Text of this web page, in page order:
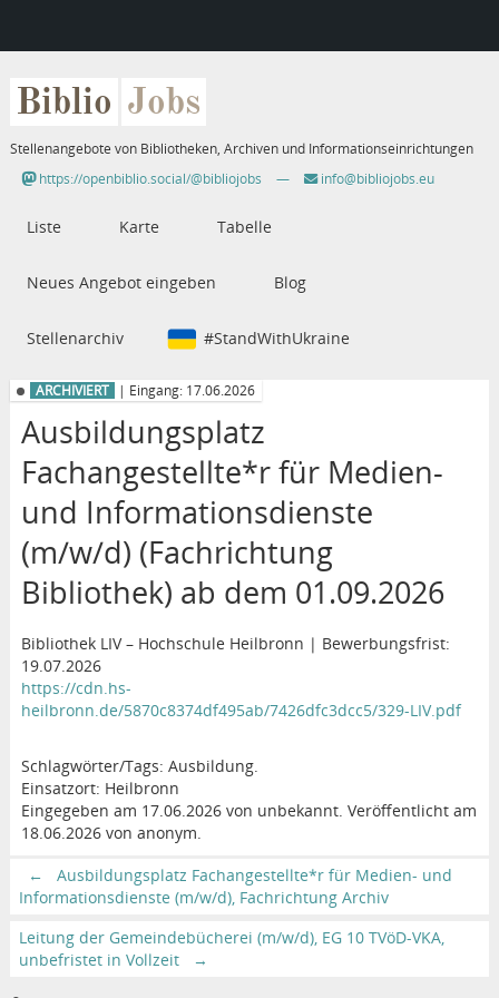
Biblio Jobs
Stellenangebote von Bibliotheken, Archiven und Informationseinrichtungen
https://openbiblio.social/@bibliojobs
— info@bibliojobs.eu
Liste Karte Tabelle
Neues Angebot eingeben Blog
Stellenarchiv #StandWithUkraine
ARCHIVIERT | Eingang: 17.06.2026
Ausbildungsplatz
Fachangestellte*r für Medien-
und Informationsdienste
(m/w/d) (Fachrichtung
Bibliothek) ab dem 01.09.2026
Bibliothek LIV – Hochschule Heilbronn | Bewerbungsfrist:
19.07.2026
https://cdn.hs-
heilbronn.de/5870c8374df495ab/7426dfc3dcc5/329-LIV.pdf
Schlagwörter/Tags: Ausbildung.
Einsatzort: Heilbronn
Eingegeben am 17.06.2026 von unbekannt. Veröffentlicht am
18.06.2026 von anonym.
←
Ausbildungsplatz Fachangestellte*r für Medien- und
Informationsdienste (m/w/d), Fachrichtung Archiv
Leitung der Gemeindebücherei (m/w/d), EG 10 TVöD-VKA,
unbefristet in Vollzeit
→